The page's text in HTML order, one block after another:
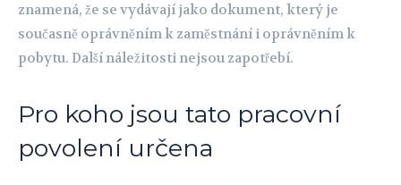
znamená, že se vydávají jako dokument, který je
současně oprávněním k zaměstnání i oprávněním k
pobytu. Další náležitosti nejsou zapotřebí.
Pro koho jsou tato pracovní
povolení určena